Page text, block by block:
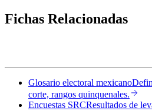
Fichas Relacionadas
Glosario electoral mexicano
corte, rangos quinquenales.
Encuestas SRCResultados de